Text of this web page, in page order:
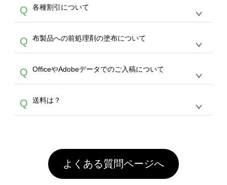
バッグコンシェル
サー
ビスをご利用ください。(※ 30個以下の場合
は、デザインツールをご利用ください)
A
ん。発送後18時以降に配送業者・伝票番号を
メールでお知らせいたしますので、直接配送業
者にご連絡いただき調整をお願い致します。
Q 各種割引について
A
カート内で自動的に割引(最大50%)が適用され
ます。 【付与ポイント】購入金額の1％が1ポ
イントとして付与され、次回ご注文時に1ポイ
ント＝1円としてお使いいただけます。ポイン
トは発送完了の翌日に付与され、次回ご注文時
からご利用頂けます。ポイントの有効期限は一
年間です。【会員ランク】過去10カ月のご注
文回数により会員ランク割引(最大5%)が適用
頂いても、ログインがされていなければ、ラン
クにカウントがされません。
Q 布製品への前処理剤の塗布について
A
意点（前処理剤）】カラー生地（Tシャツのホ
ワイト、トートバッグのナチュラル、ホワイト
といって、プリントを定着させるための処理剤
を塗布しており、短納期・低価格で商品をお届
害な性質で、水洗いで落とすことが可能です。
お手数ですが、お客様ご自身にて着用前に落と
していただけますようお願いいたします。※1
通常注文・直送機能でのご注文に関わらず、前
Q OfficeやAdobeデータでのご入稿について
A
ません。いずれのデータも該当デザインのみ画
像(JPEG,PNG,GIF,PDF)に変換、またはAdobe
Q 送料は？
引」などによるお値引きで4,000円未満になる
場合は送料がかかりますので、ご注意くださ
い。
よくある質問ページへ